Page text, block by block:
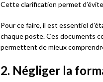
Cette clarification permet
Pour ce faire, il est essentiel
chaque poste. Ces documents
permettent de mieux
2. Négliger la